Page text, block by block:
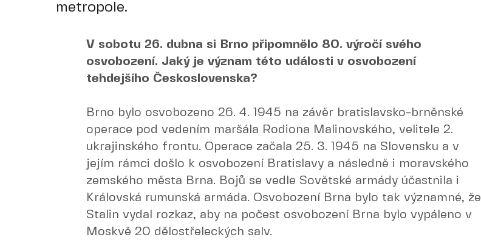
metropole.
V sobotu 26. dubna si Brno připomnělo 80. výročí svého
osvobození. Jaký je význam této události v osvobození
tehdejšího Československa?
Brno bylo osvobozeno 26. 4. 1945 na závěr bratislavsko-brněnské
operace pod vedením maršála Rodiona Malinovského, velitele 2.
ukrajinského frontu. Operace začala 25. 3. 1945 na Slovensku a v
jejím rámci došlo k osvobození Bratislavy a následně i moravského
zemského města Brna. Bojů se vedle Sovětské armády účastnila i
Královská rumunská armáda. Osvobození Brna bylo tak významné, že
Stalin vydal rozkaz, aby na počest osvobození Brna bylo vypáleno v
Moskvě 20 dělostřeleckých salv.